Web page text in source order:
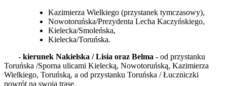
Kazimierza Wielkiego (przystanek tymczasowy),
Nowotoruńska/Prezydenta Lecha Kaczyńskiego,
Kielecka/Smoleńska,
Kielecka/Toruńska.
- kierunek Nakielska / Lisia oraz Belma - od przystanku
Toruńska /Sporna ulicami Kielecką, Nowotoruńską, Kazimierza
Wielkiego, Toruńską, a od przystanku Toruńska / Łuczniczki
powrót na swoją trasę.